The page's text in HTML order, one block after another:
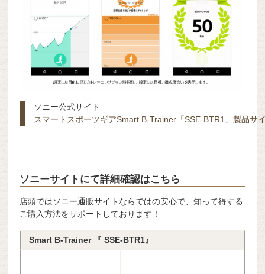
ソニー公式サイト
スマートスポーツギアSmart B-Trainer「SSE-BTR1」製品サ
ソニーサイトにて詳細確認はこちら
店頭ではソニー通販サイトならではの安心で、知って得する
ご購入方法をサポートしております！
Smart B-Trainer 『 SSE-BTR1』